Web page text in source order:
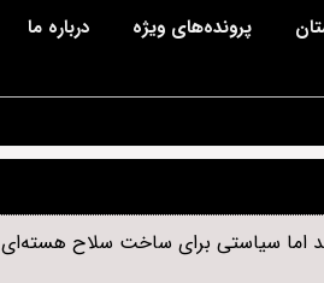
پرونده‌های ویژه درباره ما
اما سیاستی برای ساخت سلاح هسته‌ای